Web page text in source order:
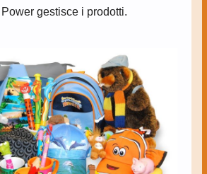
gestisce i prodotti.